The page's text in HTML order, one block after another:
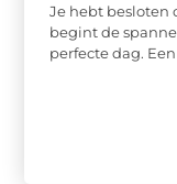
Je hebt besloten
begint de
perfecte dag. Een